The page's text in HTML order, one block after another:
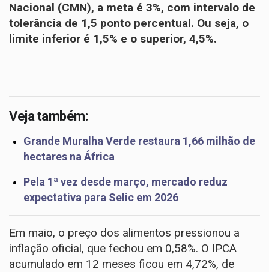
Nacional (CMN), a meta é 3%, com intervalo de
tolerância de 1,5 ponto percentual. Ou seja, o
limite inferior é 1,5% e o superior, 4,5%.
Veja também:
Grande Muralha Verde restaura 1,66 milhão de
hectares na África
Pela 1ª vez desde março, mercado reduz
expectativa para Selic em 2026
Em maio, o preço dos alimentos pressionou a
inflação oficial, que fechou em 0,58%. O IPCA
acumulado em 12 meses ficou em 4,72%, de